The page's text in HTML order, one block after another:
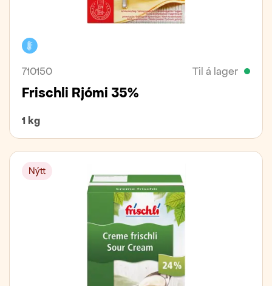
710150 Til á lager
Frischli Rjómi 35%
1 kg
Nýtt